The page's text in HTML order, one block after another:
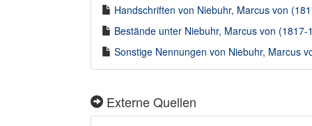
Handschriften von Niebuhr, Marcus von
Bestände unter Niebuhr, Marcus von
Sonstige Nennungen von Niebuhr, Marcus
Externe Quellen